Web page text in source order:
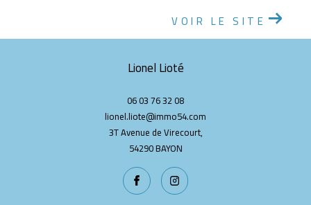
VOIR LE SITE
Lionel Lioté
06 03 76 32 08
lionel.liote@immo54.com
3T Avenue de Virecourt,
54290 BAYON